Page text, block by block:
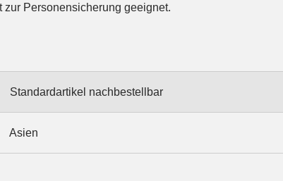
zur Personensicherung geeignet.
Standardartikel nachbestellbar
Asien